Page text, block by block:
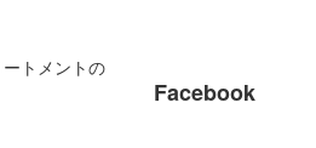
トメントの
Facebook